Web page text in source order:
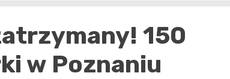
150
w Poznaniu